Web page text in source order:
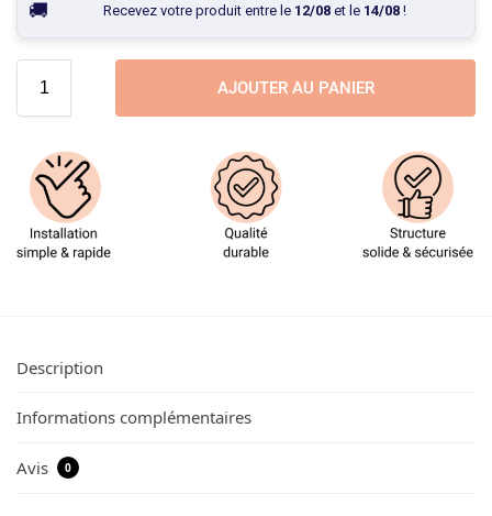
Recevez votre produit entre le 12/08et le 14/08!
AJOUTER AU PANIER
Description
Informations complémentaires
Avis 0